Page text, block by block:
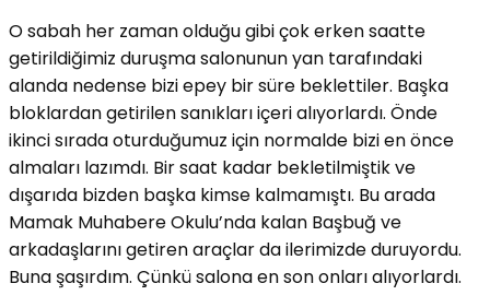
O sabah her zaman olduğu gibi çok erken saatte
getirildiğimiz duruşma salonunun yan tarafındaki
alanda nedense bizi epey bir süre beklettiler. Başka
bloklardan getirilen sanıkları içeri alıyorlardı. Önde
ikinci sırada oturduğumuz için normalde bizi en önce
almaları lazımdı. Bir saat kadar bekletilmiştik ve
dışarıda bizden başka kimse kalmamıştı. Bu arada
Mamak Muhabere Okulu’nda kalan Başbuğ ve
arkadaşlarını getiren araçlar da ilerimizde duruyordu.
Buna şaşırdım. Çünkü salona en son onları alıyorlardı.